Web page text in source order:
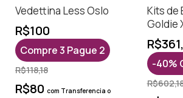
Vedettina Less Oslo
R$100
Compre 3 Pague 2
R$118,18
R$80 com Transferencia o
Kits de
Goldie
-40%